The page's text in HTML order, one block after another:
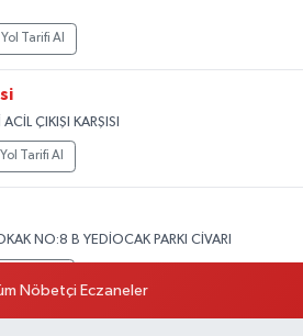
Yol Tarifi Al
ÇIKIŞI KARŞISI
Yol Tarifi Al
NO:8 B YEDİOCAK PARKI CİVARI
Nöbetçi Eczaneler